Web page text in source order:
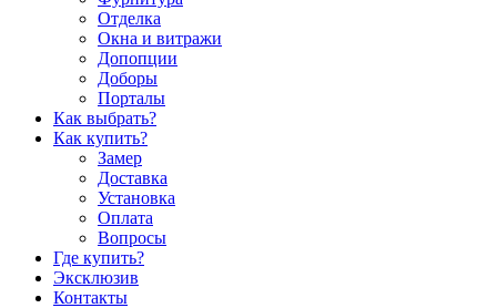
Отделка
Окна и витражи
Допопции
Доборы
Порталы
Как выбрать?
Как купить?
Замер
Доставка
Установка
Оплата
Вопросы
Где купить?
Эксклюзив
Контакты